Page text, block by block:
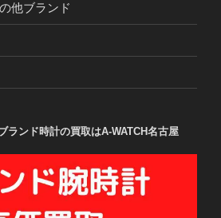
他ブランド
ランド時計の買取はA-WATCH名古屋